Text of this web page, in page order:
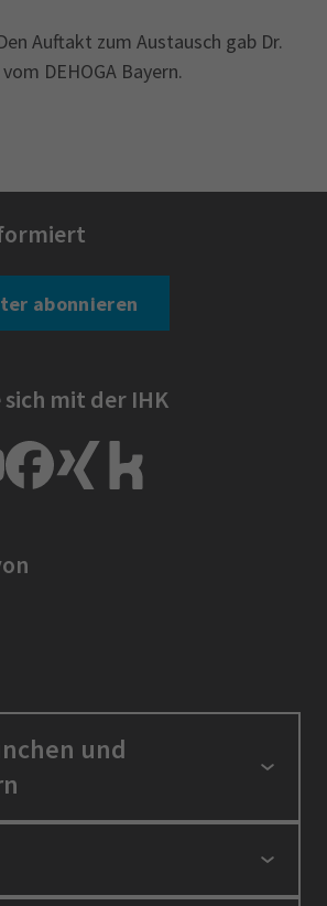
Auftakt zum Austausch gab Dr.
DEHOGA Bayern.
abonnieren
mit der IHK
und
Fortbildung